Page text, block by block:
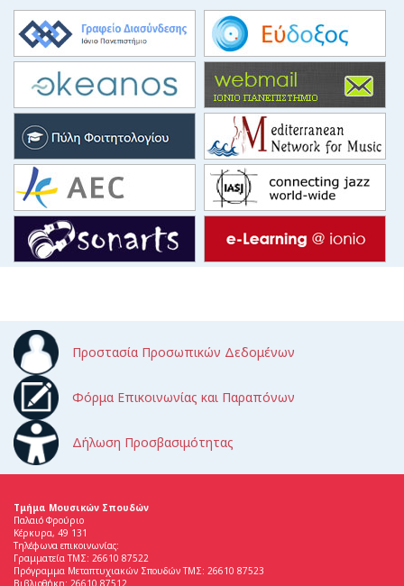
Προστασία Προσωπικών Δεδομένων
Φόρμα Επικοινωνίας και Παραπόνων
Δήλωση Προσβασιμότητας
Τμήμα Μουσικών Σπουδών
Παλαιό Φρούριο
Κέρκυρα, 49 131
Τηλέφωνα επικοινωνίας:
Γραμματεία ΤΜΣ: 26610 87522
Πρόγραμμα Μεταπτυχιακών Σπουδών ΤΜΣ: 26610 87523
Βιβλιοθήκη: 26610 87512